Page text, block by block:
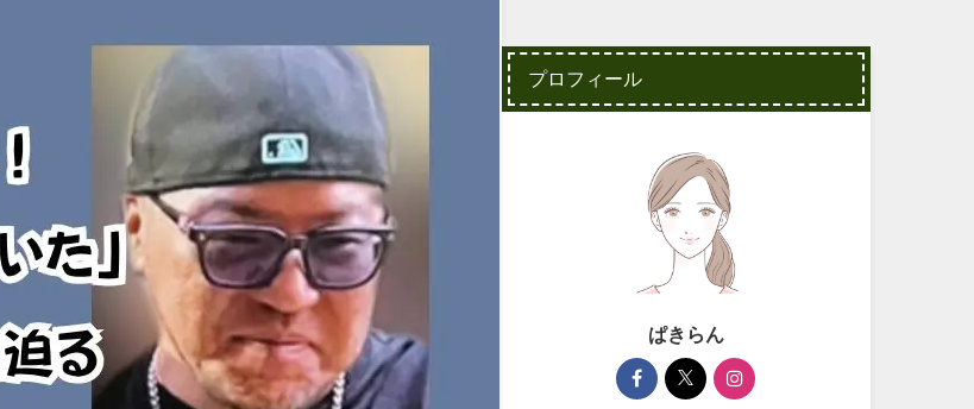
プロフィール
ぱきらん